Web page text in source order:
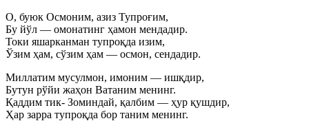
О, буюк Осмоним, азиз Тупроғим,
Бу йўл — омонатинг ҳамон мендадир.
Токи яшарканман тупроқда изим,
Ўзим ҳам, сўзим ҳам — осмон, сендадир.
Миллатим мусулмон, имоним — ишқдир,
Бутун рўйи жаҳон Ватаним менинг.
Қаддим тик- Зоминдай, қалбим — ҳур қушдир,
Ҳар зарра тупроқда бор таним менинг.